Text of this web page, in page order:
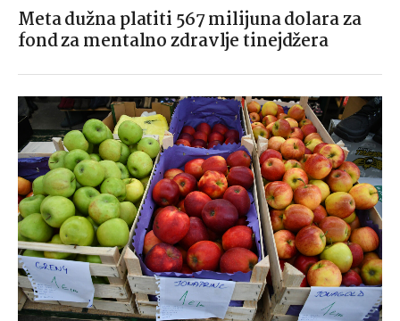
Meta dužna platiti 567 milijuna dolara za
fond za mentalno zdravlje tinejdžera